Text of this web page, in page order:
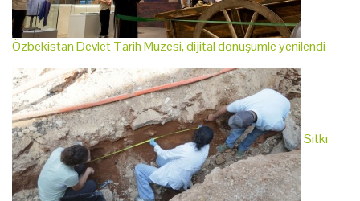
Özbekistan Devlet Tarih Müzesi, dijital dönüşümle yenilendi
Sıtkı